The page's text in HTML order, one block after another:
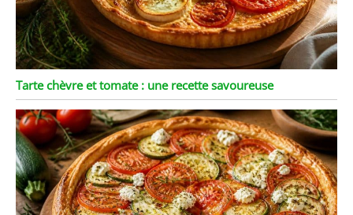
Tarte chèvre et tomate : une recette savoureuse